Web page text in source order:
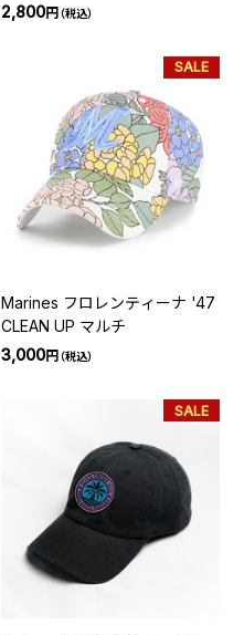
2,800円（税込）
SALE
Marines フロレンティーナ '47
CLEAN UP マルチ
3,000円（税込）
SALE